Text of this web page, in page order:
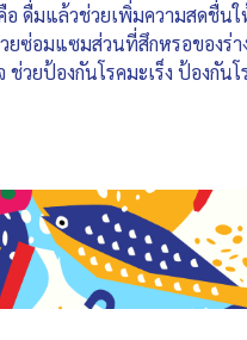
ดื่มแล้วช่วยเพิ่มความสดชื่น
ยซ่อมแซมส่วนที่สึกหรอของ
วยป้องกันโรคมะเร็ง ป้องกันโ